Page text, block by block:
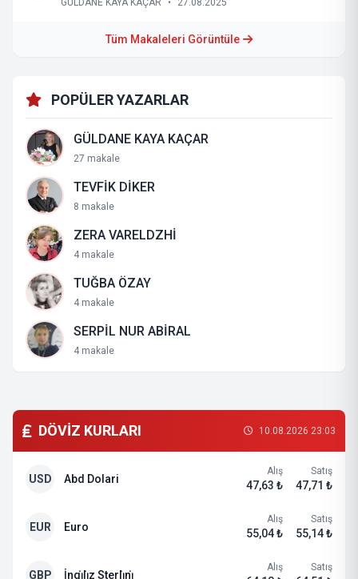
GÜLDANE KAYA KAÇAR • 27.08.2025
Tüm Makaleleri Görüntüle
POPÜLER YAZARLAR
GÜLDANE KAYA KAÇAR
27 makale
TEVFİK DİKER
8 makale
ZERA VARELDZHİ
4 makale
TUĞBA ÖZAY
4 makale
SERPİL NUR ABİRAL
4 makale
DÖVİZ KURLARI 10.08.2026 23:03
USD Abd Dolari
Alış
47,63 ₺
Satış
47,71 ₺
EUR Euro
Alış
55,04 ₺
Satış
55,14 ₺
GBP İngi̇li̇z Sterli̇ni̇
Alış Satış